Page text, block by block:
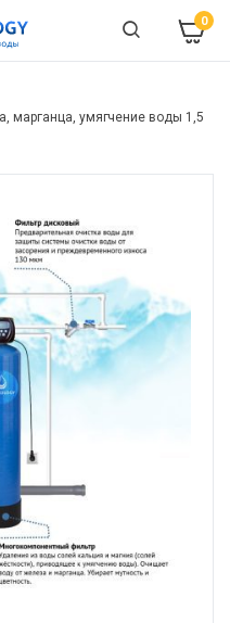
0
марганца, умягчение воды 1,5